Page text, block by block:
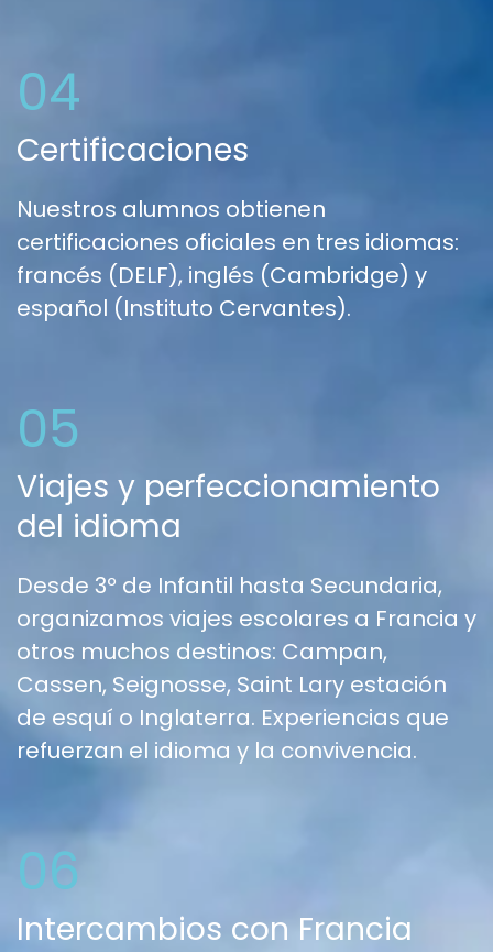
04
Certificaciones
Nuestros alumnos obtienen
certificaciones oficiales en tres idiomas:
francés (DELF), inglés (Cambridge) y
español (Instituto Cervantes).
05
Viajes y perfeccionamiento
del idioma
Desde 3º de Infantil hasta Secundaria,
organizamos viajes escolares a Francia y
otros muchos destinos: Campan,
Cassen, Seignosse, Saint Lary estación
de esquí o Inglaterra. Experiencias que
refuerzan el idioma y la convivencia.
06
Intercambios con Francia